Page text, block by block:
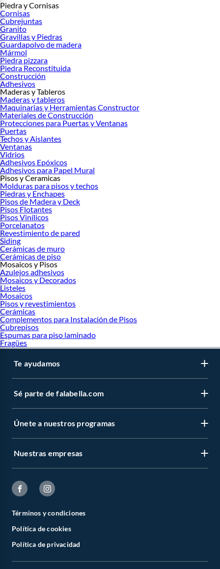
Piedra y Cornisas
Cornisas
Cubrejuntas
Granito
Gravillas y Piedras
Guardapolvo de madera
Mármol
Piedra pizzara
Piedra Reconstituida
Construcción
Adhesivos
Maderas y Tableros
Maderas y tableros
Maquinarias y Herramientas Constructor
Materiales de Construcción
Protecciones para Puertas y Ventanas
Puertas
Techos y Aislantes
Ventanas
Vidrios
Adhesivos Epóxicos
Adhesivos para Papel Mural
Pisos y Ceramicas
Molduras para pisos y techos
Piedras y Enchapes
Pisos de Madera y Deck
Pisos Flotantes
Pisos Vinílicos
Porcelanatos
Revestimiento de pared
Siding
Cerámicas de muro
Cerámicas de piso
Mosaicos y Pisos
Azulejos adhesivos
Mosaicos y Decorados
Listeles
Mosaicos
Pisos y revestimientos
Cerámicas
Complementos para Instalación de Pisos
Cubrepisos
Espumas para piso laminado
Fragües
Te ayudamos
Sé parte de falabella.com
Únete a nuestros programas
Nuestras empresas
Términos y condiciones
Política de cookies
Política de privacidad